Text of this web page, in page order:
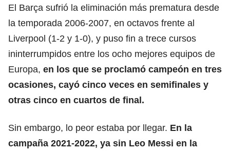
El Barça sufrió la eliminación más prematura desde
la temporada 2006-2007, en octavos frente al
Liverpool (1-2 y 1-0), y puso fin a trece cursos
ininterrumpidos entre los ocho mejores equipos de
Europa, en los que se proclamó campeón en tres
ocasiones, cayó cinco veces en semifinales y
otras cinco en cuartos de final.
Sin embargo, lo peor estaba por llegar. En la
campaña 2021-2022, ya sin Leo Messi en la